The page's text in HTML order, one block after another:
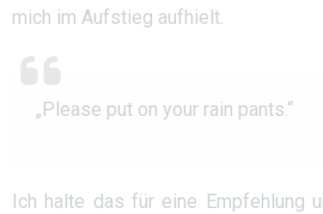
mich im Aufstieg aufhielt.
„Please put on your rain pants.“
Ich halte das für eine Empfehlung